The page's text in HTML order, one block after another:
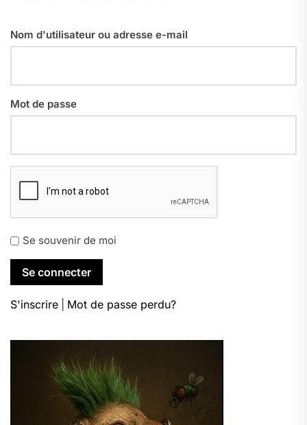
Nom d'utilisateur ou adresse e-mail
Mot de passe
Se souvenir de moi
S'inscrire Mot de passe perdu?